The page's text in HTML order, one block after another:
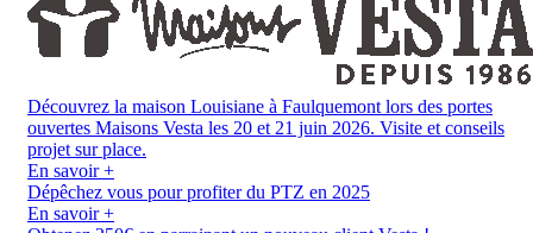
Découvrez la maison Louisiane à Faulquemont lors des portes
ouvertes Maisons Vesta les 20 et 21 juin 2026. Visite et conseils
projet sur place.
En savoir +
Dépêchez vous pour profiter du PTZ en 2025
En savoir +